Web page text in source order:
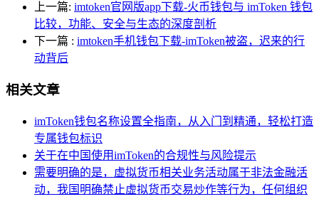
上一篇: imtoken官网版app下载-火币钱包与 imToken 钱包
比较，功能、安全与生态的深度剖析
下一篇 : imtoken手机钱包下载-imToken被盗，迟来的行
动背后
相关文章
imToken钱包名称设置全指南，从入门到精通，轻松打造
专属钱包标识
关于在中国使用imToken的合规性与风险提示
需要明确的是，虚拟货币相关业务活动属于非法金融活
动，我国明确禁止虚拟货币交易炒作等行为，任何组织